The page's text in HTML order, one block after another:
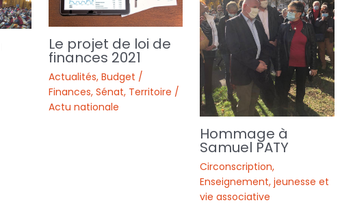
Le projet de loi de
finances 2021
Actualités, Budget /
Finances, Sénat, Territoire /
Actu nationale
Hommage à
Samuel PATY
Circonscription,
Enseignement, jeunesse et
vie associative